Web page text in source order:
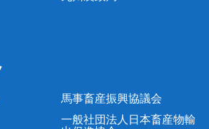
馬事畜産振興協議会
一般社団法人日本畜産物輸